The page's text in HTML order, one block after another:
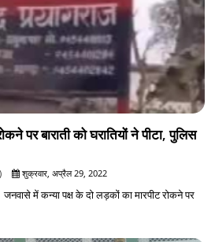
पर बाराती को घरातियों ने पीटा, पुलिस
शुक्रवार, अप्रैल 29, 2022
जनवासे में कन्या पक्ष के दो लड़कों का मारपीट रोकने पर